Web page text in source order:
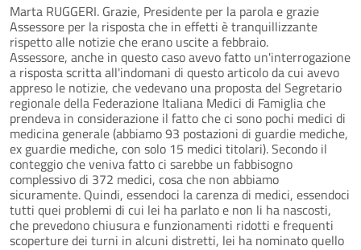
Marta RUGGERI. Grazie, Presidente per la parola e grazie
Assessore per la risposta che in effetti è tranquillizzante
rispetto alle notizie che erano uscite a febbraio.
Assessore, anche in questo caso avevo fatto un'interrogazione
a risposta scritta all'indomani di questo articolo da cui avevo
appreso le notizie, che vedevano una proposta del Segretario
regionale della Federazione Italiana Medici di Famiglia che
prendeva in considerazione il fatto che ci sono pochi medici di
medicina generale (abbiamo 93 postazioni di guardie mediche,
ex guardie mediche, con solo 15 medici titolari). Secondo il
conteggio che veniva fatto ci sarebbe un fabbisogno
complessivo di 372 medici, cosa che non abbiamo
sicuramente. Quindi, essendoci la carenza di medici, essendoci
tutti quei problemi di cui lei ha parlato e non li ha nascosti,
che prevedono chiusura e funzionamenti ridotti e frequenti
scoperture dei turni in alcuni distretti, lei ha nominato quello